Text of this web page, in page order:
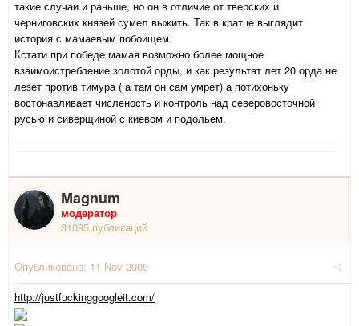
такие случаи и раньше, но он в отличие от тверских и
черниговских князей сумел выжить. Так в кратце выглядит
история с мамаевым побоищем.
Кстати при победе мамая возможно более мощное
взаимоистребление золотой орды, и как результат лет 20 орда не
лезет против тимура ( а там он сам умрет) а потихоньку
востонавливает численость и контроль над северовосточной
русью и сиверщиной с киевом и подольем.
Magnum
модератор
31095 публикаций
Опубликовано: 11 Nov 2009
http://justfuckinggoogleit.com/